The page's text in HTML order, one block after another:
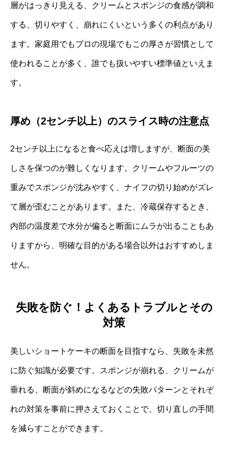
層がはっきり見える、クリームとスポンジの食感が調和
する、切りやすく、崩れにくいという多くの利点があり
ます。家庭用でもプロの現場でもこの厚さが習慣として
使われることが多く、誰でも扱いやすい標準値といえま
す。
厚め（2センチ以上）のスライス時の注意点
2センチ以上になると食べ応えは増しますが、断面の美
しさを保つのが難しくなります。クリームやフルーツの
重みでスポンジが沈みやすく、ナイフの切り始めがズレ
て層が歪むことがあります。また、冷蔵保存するとき、
内部の温度差で水分が偏ると断面にムラが出ることもあ
りますから、明確な目的がある場合以外はおすすめしま
せん。
失敗を防ぐ！よくあるトラブルとその
対策
美しいショートケーキの断面を目指すなら、失敗を未然
に防ぐ知識が必要です。スポンジが崩れる、クリームが
垂れる、断面が斜めになるなどの失敗パターンとそれぞ
れの対策を事前に押さえておくことで、切り直しの手間
を減らすことができます。